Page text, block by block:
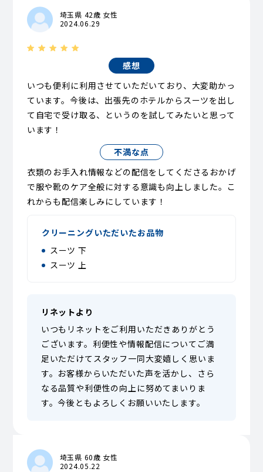
埼玉県 42歳 女性
2024.06.29
感想
いつも便利に利用させていただいており、大変助かっ
ています。今後は、出張先のホテルからスーツを出し
て自宅で受け取る、というのを試してみたいと思って
います！
不満な点
衣類のお手入れ情報などの配信をしてくださるおかげ
で服や靴のケア全般に対する意識も向上しました。こ
れからも配信楽しみにしています！
クリーニングいただいたお品物
スーツ 下
スーツ 上
リネットより
いつもリネットをご利用いただきありがとう
ございます。利便性や情報配信についてご満
足いただけてスタッフ一同大変嬉しく思いま
す。お客様からいただいた声を活かし、さら
なる品質や利便性の向上に努めてまいりま
す。今後ともよろしくお願いいたします。
埼玉県 60歳 女性
2024.05.22